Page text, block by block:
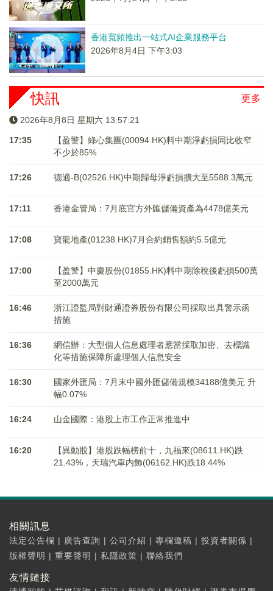
香港寬頻推出一站式AI企業服務平台
2026年8月4日 下午3:03
更多
快訊
2026年8月8日 星期六 13:57:22
17:35
【盈警】綠心集團(00094.HK)料中期淨虧損同比收窄
不少於85%
17:26 德適-B(02526.HK)中期歸母淨虧損擴大至5588.3萬元
17:11 香港金管局：7月底官方外匯儲備資產為4478億美元
17:08 寶龍地產(01238.HK)7月合約銷售額約5.5億元
17:00
【盈警】中慶股份(01855.HK)料中期除稅後虧損500萬
至2000萬元
16:46
浙江證監局對財通證券股份有限公司採取出具警示函
措施
16:36
網信辦：大型個人信息處理者應當採取加密、去標識
化等措施保障所處理個人信息安全
16:30
國家外匯局：7月末中國外匯儲備規模34188億美元 升
幅0.07%
16:24 山金國際：港股上市工作正常推進中
16:20
【異動股】港股跌幅榜前十，九福來(08611.HK)跌
21.43%，天瑞汽車内飾(06162.HK)跌18.44%
相關訊息
法定公告欄 | 廣告查詢 | 公司介紹 | 專欄邀稿 | 投資者關係 |
版權聲明 | 重要聲明 | 私隱政策 | 聯絡我們
友情鏈接